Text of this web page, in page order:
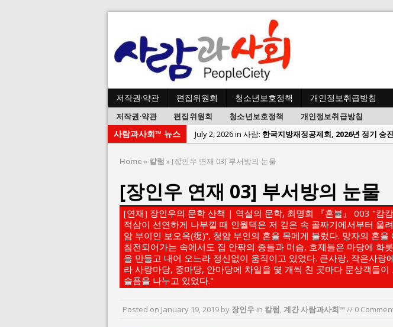
저작권·약관 편집위원회 청소년보호정책 개인정보취급방침
저작권·약관 편집위원회 청소년보호정책 개인정보취급방침
사람과사회™ 뉴스 July 2, 2026 in 사람: 한국지방재정공제회, 2026년 정기 승
June 8, 2026 in 사람과사회: 지방의회 공약은 ‘빛 좋은 개살
June 2, 2026 in 사람과사회:“7월 1일 의장 선출은 ‘위법’이
May 27, 2026 in 사람과사회:“엄마의 절박함과 ‘실무형 정
May 23, 2026 in 사람과사회:김종대, “현대전, 강한 군대도
August 3, 2026 in 사람과사회:이홍원 작가, 생활문화상품
July 26, 2026 in 사람과사회: 통일 지향 2국가론: 한반도 평
Home » 칼럼 » [장인우 연재 03] 부서방의 눈물
[장인우 연재 03] 부서방의 눈물
[연재] 장인우의 문학 산책 | 역설의 문학, 최명희 『혼불』 003 "캄
적삼이 선연하게 나부낄 때 인월댁은 저 깊은 속 골짜기에서부터 울
암 부이인 보오옥(復)”, 청암 부인의 혼을 목메게 불렀다. 망자의 혼을
침전되어가는 속에서도 집 안팎의 종들과 머슴, 호제들은 마당에 화
을 만들고 내어 오느라 정신없이 움직이고 있었다. 큰사랑, 작은사랑
라 사랑마당, 중마당, 안마당에 차일을 몇 개씩 친 곳마다 문상객들
슬픔을 나누고 있었다."
Posted on January 19, 2019 by 장인우 in 칼럼, 계간 사람과사회™ // 0